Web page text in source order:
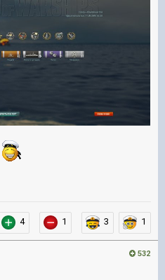
4 1 3 1
532